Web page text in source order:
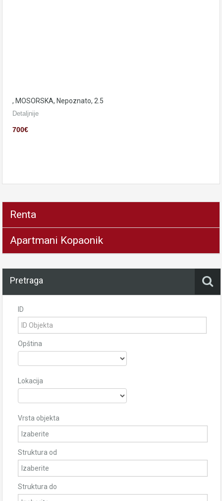
, MOSORSKA, Nepoznato, 2.5
Detaljnije
700€
Renta
Apartmani Kopaonik
Pretraga
ID
Opština
Lokacija
Vrsta objekta
Struktura od
Struktura do